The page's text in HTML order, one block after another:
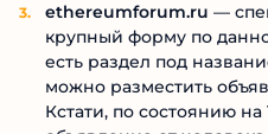
ethereumforum.ru —
крупный форму по
есть раздел под
можно разместить
Кстати, по состоянию на